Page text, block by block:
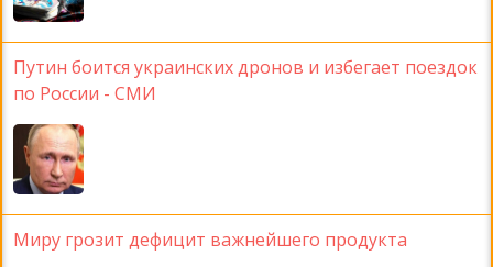
Путин боится украинских дронов и избегает поездок
по России - СМИ
Миру грозит дефицит важнейшего продукта